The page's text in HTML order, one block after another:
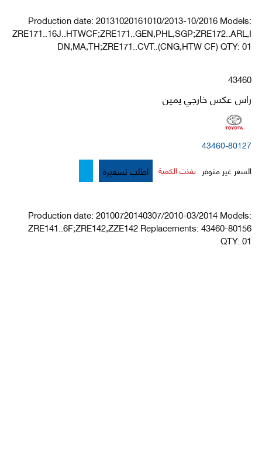
Production date: 20131020161010/2013-10/2016 Models:
ZRE171..16J..HTWCF;ZRE171..GEN,PHL,SGP;ZRE172..ARL,I
DN,MA,TH;ZRE171..CVT..(CNG,HTW CF) QTY: 01
43460
راس عكس خارجي يمين
43460-80127
السعر غير متوفر نفذت الكمية اطلب تسعيرة
Production date: 20100720140307/2010-03/2014 Models:
ZRE141..6F;ZRE142,ZZE142 Replacements: 43460-80156
QTY: 01